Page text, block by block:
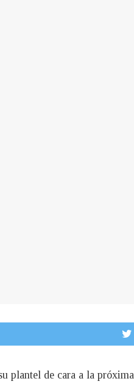
plantel de cara a la